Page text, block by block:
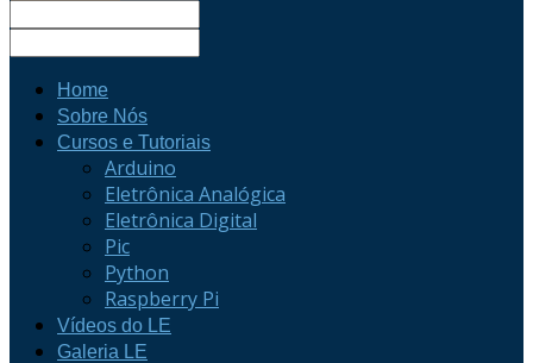
Home
Sobre Nós
Cursos e Tutoriais
Arduino
Eletrônica Analógica
Eletrônica Digital
Pic
Python
Raspberry Pi
Vídeos do LE
Galeria LE